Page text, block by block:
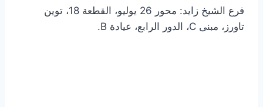
فرع الشيخ زايد: محور 26 يوليو، القطعة 18، توين
تاورز، مبنى C، الدور الرابع، عيادة B.